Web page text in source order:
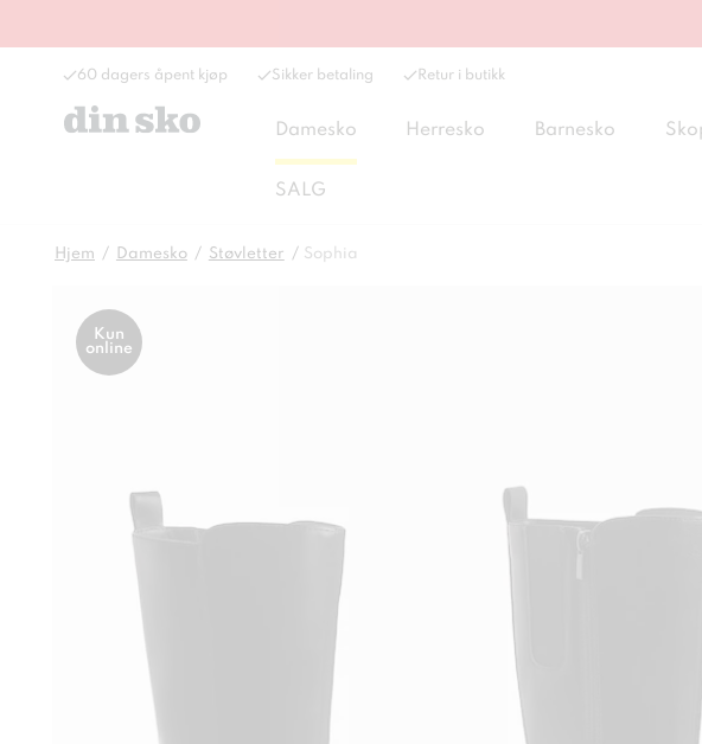
60 dagers åpent kjøp Sikker betaling Retur i butikk
Damesko Herresko Barnesko
SALG
Hjem Damesko Støvletter Sophia
Kun
online